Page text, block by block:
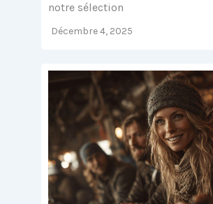
notre sélection
Décembre 4, 2025